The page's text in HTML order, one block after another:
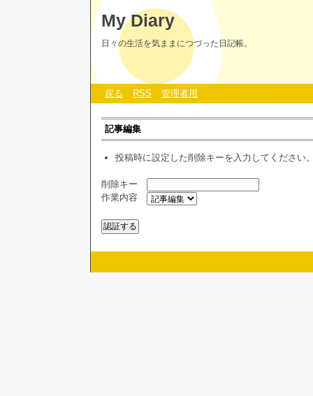
My Diary
日々の生活を気ままにつづった日記帳。
戻る RSS 管理者用
記事編集
投稿時に設定した削除キーを入力してください
削除キー
作業内容